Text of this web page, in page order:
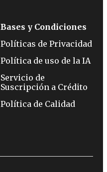
Bases y Condiciones
Políticas de Privacidad
Política de uso de la IA
Servicio de
Suscripción a Crédito
Política de Calidad